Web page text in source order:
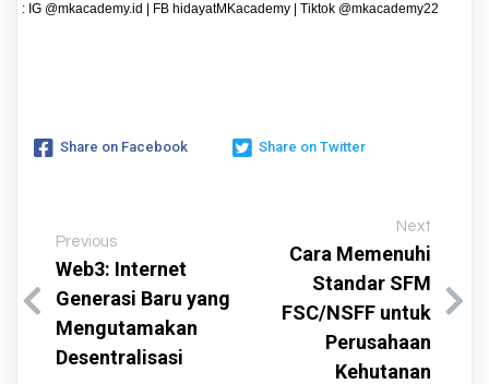
: IG @mkacademy.id | FB hidayatMKacademy | Tiktok @mkacademy22
Share on Facebook Share on Twitter
Previous
Web3: Internet
Generasi Baru yang
Mengutamakan
Desentralisasi
Next
Cara Memenuhi
Standar SFM
FSC/NSFF untuk
Perusahaan
Kehutanan